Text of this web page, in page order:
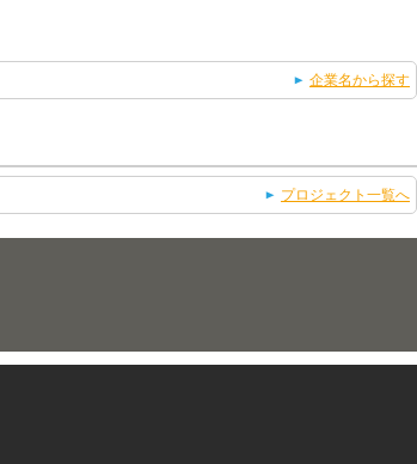
企業名から探す
プロジェクト一覧へ